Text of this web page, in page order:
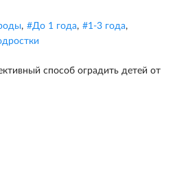
, #До 1 года, #1-3 года,
способ оградить детей от